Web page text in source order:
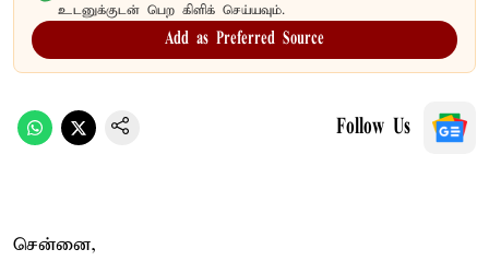
உடனுக்குடன் பெற கிளிக் செய்யவும்.
Add as Preferred Source
Follow Us
சென்னை,